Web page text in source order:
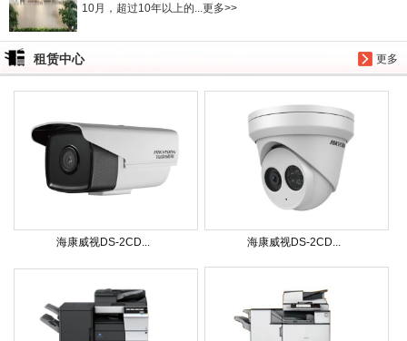
10月，超过10年以上的...更多>>
更多
租赁中心
海康威视DS-2CD... 海康威视DS-2CD...